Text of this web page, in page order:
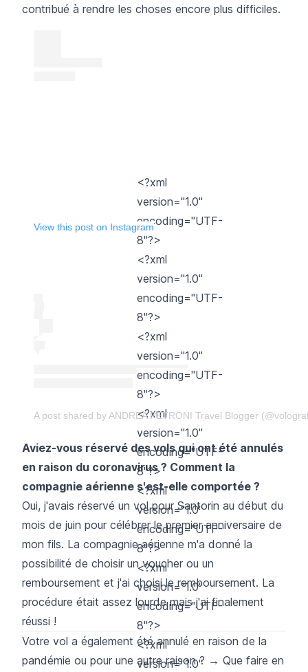
contribué à rendre les choses encore plus difficiles.
<?xml
version="1.0"
encoding="UTF-
8"?>
<?xml
version="1.0"
encoding="UTF-
8"?>
<?xml
version="1.0"
encoding="UTF-
8"?>
<?xml
version="1.0"
encoding="UTF-
8"?>
<?xml
version="1.0"
encoding="UTF-
8"?>
<?xml
version="1.0"
encoding="UTF-
8"?>
<?xml
version="1.0"
View this post on Instagram
A post shared by ANDREA PETRONI Travel Blogger
Aviez-vous réservé des vols qui ont été annulés
en raison du coronavirus ? Comment la
compagnie aérienne s'est-elle comportée ?
Oui, j'avais réservé un vol pour Santorin au début du
mois de juin pour célébrer le premier anniversaire de
mon fils. La compagnie aérienne m'a donné la
possibilité de choisir un voucher ou un
remboursement et j'ai choisi le remboursement. La
procédure était assez lourde mais j'ai finalement
réussi !
Votre vol a également été annulé en raison de la
pandémie ou pour une autre raison ? → Que faire en